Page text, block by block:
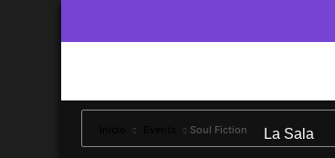
La Sala
Soul Fiction